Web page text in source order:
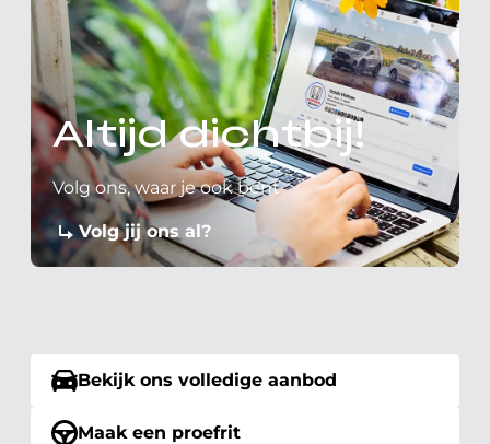
Altijd dichtbij!
Volg ons, waar je ook bent
Volg jij ons al?
Bekijk ons volledige aanbod
Maak een proefrit